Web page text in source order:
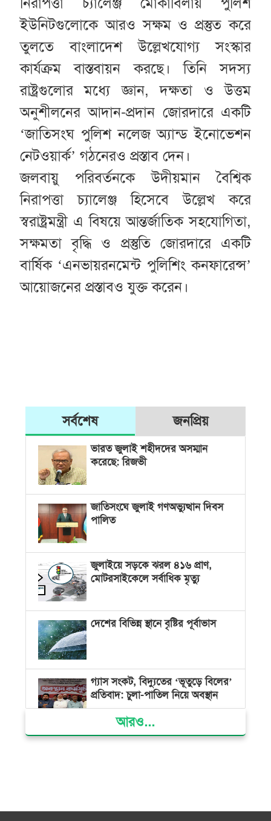
ইউনিটগুলোকে আরও সক্ষম ও প্রস্তুত করে
তুলতে বাংলাদেশ উল্লেখযোগ্য সংস্কার
কার্যক্রম বাস্তবায়ন করছে। তিনি সদস্য
রাষ্ট্রগুলোর মধ্যে জ্ঞান, দক্ষতা ও উত্তম
অনুশীলনের আদান-প্রদান জোরদারে একটি
‘জাতিসংঘ পুলিশ নলেজ অ্যান্ড ইনোভেশন
নেটওয়ার্ক’ গঠনেরও প্রস্তাব দেন।
জলবায়ু পরিবর্তনকে উদীয়মান বৈশ্বিক
নিরাপত্তা চ্যালেঞ্জ হিসেবে উল্লেখ করে
স্বরাষ্ট্রমন্ত্রী এ বিষয়ে আন্তর্জাতিক সহযোগিতা,
সক্ষমতা বৃদ্ধি ও প্রস্তুতি জোরদারে একটি
বার্ষিক ‘এনভায়রনমেন্ট পুলিশিং কনফারেন্স’
আয়োজনের প্রস্তাবও যুক্ত করেন।
সর্বশেষ জনপ্রিয়
ভারত জুলাই শহীদদের অসম্মান
করেছে: রিজভী
জাতিসংঘে জুলাই গণঅভ্যুত্থান দিবস
পালিত
জুলাইয়ে সড়কে ঝরল ৪১৬ প্রাণ,
মোটরসাইকেলে সর্বাধিক মৃত্যু
দেশের বিভিন্ন স্থানে বৃষ্টির পূর্বাভাস
গ্যাস সংকট, বিদ্যুতের ‘ভূতুড়ে বিলের’
প্রতিবাদ: চুলা-পাতিল নিয়ে অবস্থান
ক্ষমতার কেন্দ্র গণভবন থেকে রক্তাক্ত
আরও...